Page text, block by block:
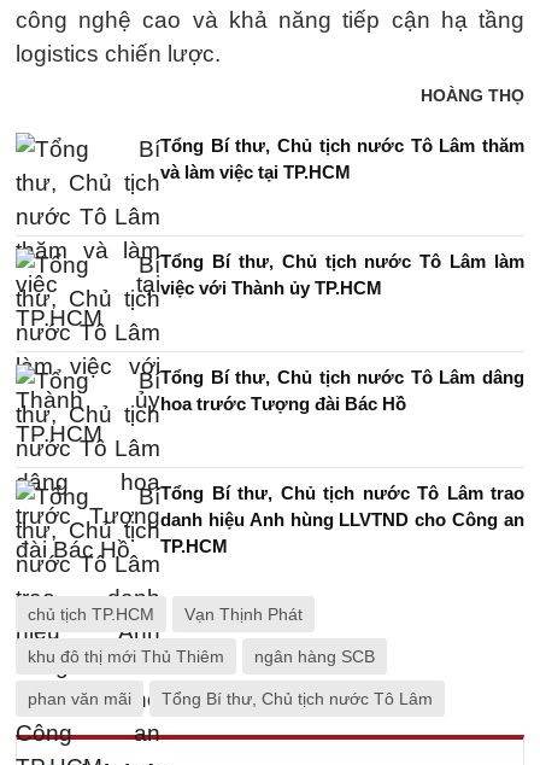
công nghệ cao và khả năng tiếp cận hạ tầng
logistics chiến lược.
HOÀNG THỌ
Tổng Bí thư, Chủ tịch nước Tô Lâm thăm
và làm việc tại TP.HCM
Tổng Bí thư, Chủ tịch nước Tô Lâm làm
việc với Thành ủy TP.HCM
Tổng Bí thư, Chủ tịch nước Tô Lâm dâng
hoa trước Tượng đài Bác Hồ
Tổng Bí thư, Chủ tịch nước Tô Lâm trao
danh hiệu Anh hùng LLVTND cho Công an
TP.HCM
chủ tịch TP.HCM Vạn Thịnh Phát
khu đô thị mới Thủ Thiêm ngân hàng SCB
phan văn mãi Tổng Bí thư, Chủ tịch nước Tô Lâm